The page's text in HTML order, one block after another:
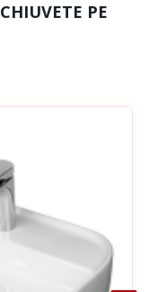
CHIUVETE PE